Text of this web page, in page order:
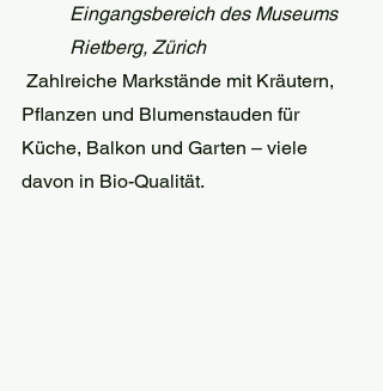
Eingangsbereich des Museums
Rietberg, Zürich
Pflanzen und Blumenstauden für
Küche, Balkon und Garten – viele
davon in Bio-Qualität.